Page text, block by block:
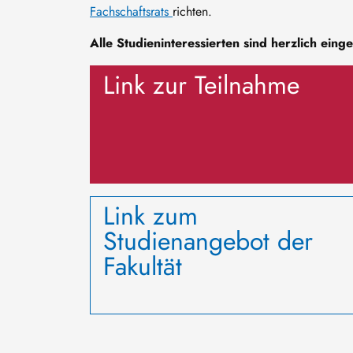
Fachschaftsrats richten.
Alle Studieninteressierten sind herzlich
Link zur Teilnahme
Link zum
Studienangebot der
Fakultät